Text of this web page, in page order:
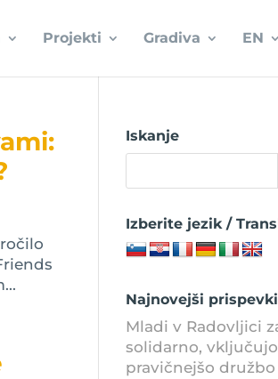
Projekti Gradiva EN
Iskanje
Izberite jezik /
Najnovejši prispevki
Mladi v Radovljici
solidarno,
pravičnejšo družbo